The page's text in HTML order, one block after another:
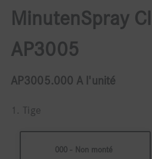
MinutenSpray
AP3005
AP3005.000 A l'unité
1. Tige
000 - Non monté